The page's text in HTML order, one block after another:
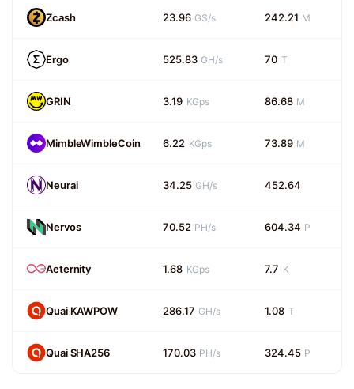
Zcash 23.96 GS/s 242.21 M
Ergo 525.83 GH/s 70 T
GRIN 3.19 KGps 86.68 M
MimbleWimbleCoin 6.22 KGps 73.89 M
Neurai 34.25 GH/s 452.64
Nervos 70.52 PH/s 604.34 P
Aeternity 1.68 KGps 7.7 K
Quai KAWPOW 286.17 GH/s 1.08 T
Quai SHA256 170.03 PH/s 324.45 P